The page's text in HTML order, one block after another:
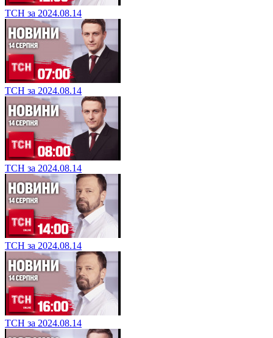
ТСН за 2024.08.14
ТСН за 2024.08.14
ТСН за 2024.08.14
ТСН за 2024.08.14
ТСН за 2024.08.14